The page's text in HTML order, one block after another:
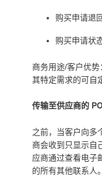
购买申请退
购买申请状
商务用途/客户优
其特定需求的可自
传输至供应商的
之前，当客户向多
商会收到只显示自
应商通过查看电子
的所有其他联系人。